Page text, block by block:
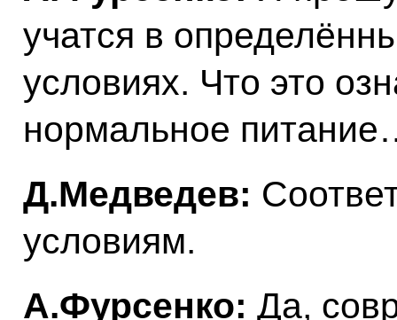
учатся в
условиях. Что это
нормальное
Д.Медведев:
условиям.
А.Фурсенко: Да,